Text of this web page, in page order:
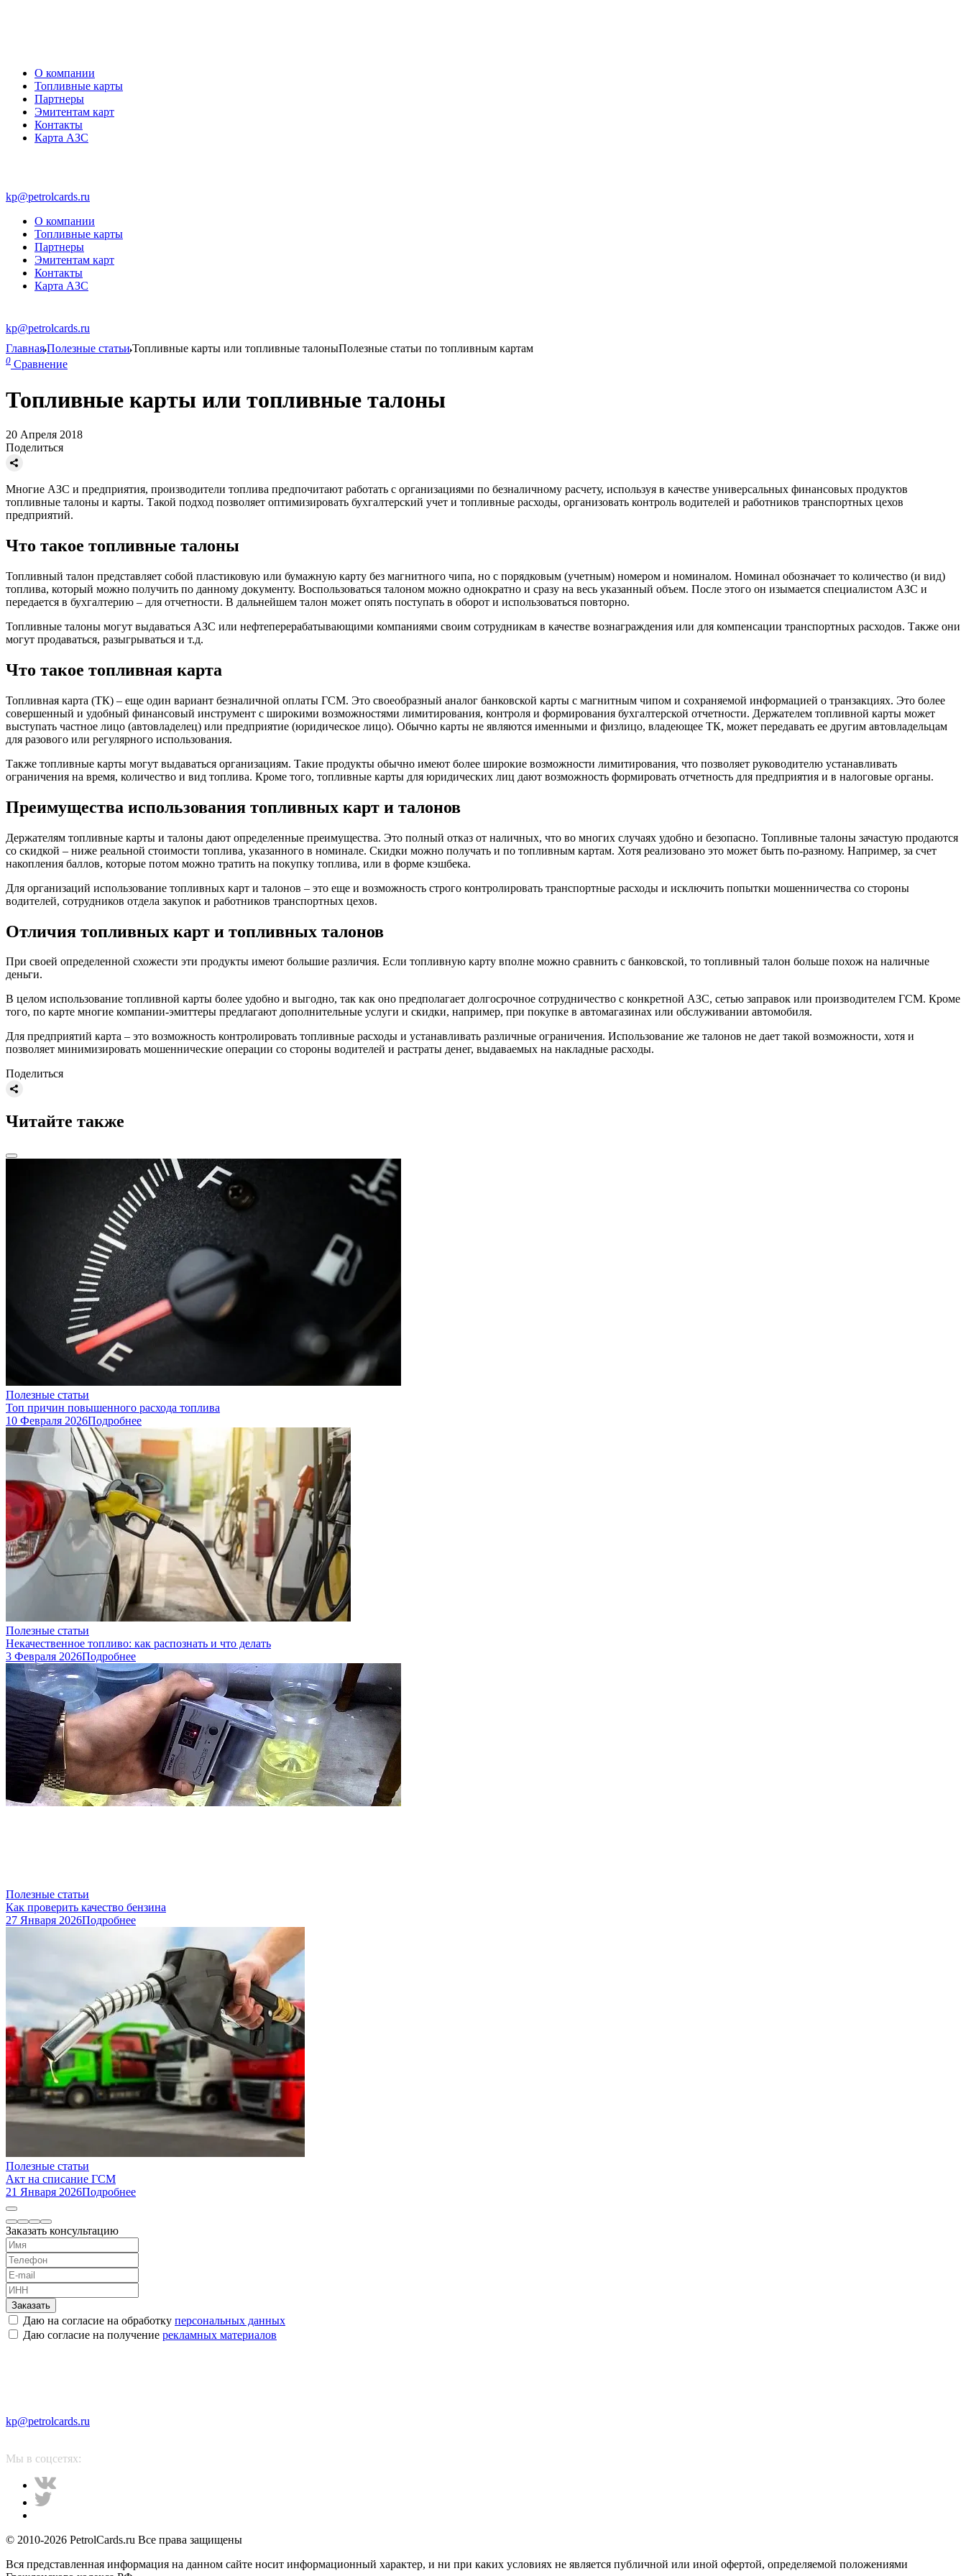
О компании
Топливные карты
Партнеры
Эмитентам карт
Контакты
Карта АЗС
kp@petrolcards.ru
О компании
Топливные карты
Партнеры
Эмитентам карт
Контакты
Карта АЗС
kp@petrolcards.ru
ГлавнаяПолезные статьи Топливные карты или топливные талоныПолезные статьи по топливным картам
0 Сравнение
Топливные карты или топливные талоны
20 Апреля 2018
Поделиться
Многие АЗС и предприятия, производители топлива предпочитают работать с организациями по безналичному расчету, используя в качестве универсальных финансовых продуктов
топливные талоны и карты. Такой подход позволяет оптимизировать бухгалтерский учет и топливные расходы, организовать контроль водителей и работников транспортных цехов
предприятий.
Что такое топливные талоны
Топливный талон представляет собой пластиковую или бумажную карту без магнитного чипа, но с порядковым (учетным) номером и номиналом. Номинал обозначает то количество (и вид)
топлива, который можно получить по данному документу. Воспользоваться талоном можно однократно и сразу на весь указанный объем. После этого он изымается специалистом АЗС и
передается в бухгалтерию – для отчетности. В дальнейшем талон может опять поступать в оборот и использоваться повторно.
Топливные талоны могут выдаваться АЗС или нефтеперерабатывающими компаниями своим сотрудникам в качестве вознаграждения или для компенсации транспортных расходов. Также они
могут продаваться, разыгрываться и т.д.
Что такое топливная карта
Топливная карта (ТК) – еще один вариант безналичной оплаты ГСМ. Это своеобразный аналог банковской карты с магнитным чипом и сохраняемой информацией о транзакциях. Это более
совершенный и удобный финансовый инструмент с широкими возможностями лимитирования, контроля и формирования бухгалтерской отчетности. Держателем топливной карты может
выступать частное лицо (автовладелец) или предприятие (юридическое лицо). Обычно карты не являются именными и физлицо, владеющее ТК, может передавать ее другим автовладельцам
для разового или регулярного использования.
Также топливные карты могут выдаваться организациям. Такие продукты обычно имеют более широкие возможности лимитирования, что позволяет руководителю устанавливать
ограничения на время, количество и вид топлива. Кроме того, топливные карты для юридических лиц дают возможность формировать отчетность для предприятия и в налоговые органы.
Преимущества использования топливных карт и талонов
Держателям топливные карты и талоны дают определенные преимущества. Это полный отказ от наличных, что во многих случаях удобно и безопасно. Топливные талоны зачастую продаются
со скидкой – ниже реальной стоимости топлива, указанного в номинале. Скидки можно получать и по топливным картам. Хотя реализовано это может быть по-разному. Например, за счет
накопления баллов, которые потом можно тратить на покупку топлива, или в форме кэшбека.
Для организаций использование топливных карт и талонов – это еще и возможность строго контролировать транспортные расходы и исключить попытки мошенничества со стороны
водителей, сотрудников отдела закупок и работников транспортных цехов.
Отличия топливных карт и топливных талонов
При своей определенной схожести эти продукты имеют большие различия. Если топливную карту вполне можно сравнить с банковской, то топливный талон больше похож на наличные
деньги.
В целом использование топливной карты более удобно и выгодно, так как оно предполагает долгосрочное сотрудничество с конкретной АЗС, сетью заправок или производителем ГСМ. Кроме
того, по карте многие компании-эмиттеры предлагают дополнительные услуги и скидки, например, при покупке в автомагазинах или обслуживании автомобиля.
Для предприятий карта – это возможность контролировать топливные расходы и устанавливать различные ограничения. Использование же талонов не дает такой возможности, хотя и
позволяет минимизировать мошеннические операции со стороны водителей и растраты денег, выдаваемых на накладные расходы.
Поделиться
Читайте также
Полезные статьи
Топ причин повышенного расхода топлива
10 Февраля 2026Подробнее
Полезные статьи
Некачественное топливо: как распознать и что делать
3 Февраля 2026Подробнее
Полезные статьи
Как проверить качество бензина
27 Января 2026Подробнее
Полезные статьи
Акт на списание ГСМ
21 Января 2026Подробнее
Заказать консультацию
Заказать
Даю на согласие на обработку персональных данных
Даю согласие на получение рекламных материалов
kp@petrolcards.ru
Мы в соцсетях:
© 2010-2026 PetrolCards.ru Все права защищены
Вся представленная информация на данном сайте носит информационный характер, и ни при каких условиях не является публичной или иной офертой, определяемой положениями